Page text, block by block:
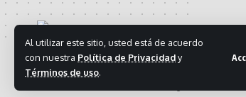
Al utilizar este sitio, usted está de acuerdo
con nuestra Política de Privacidady
Términos de uso.
© 2024 Somos la Resistencia. Algunos